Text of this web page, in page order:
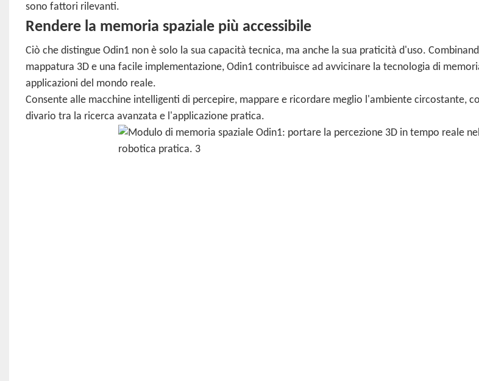
sono fattori rilevanti.
Rendere la memoria spaziale più accessibile
Ciò che distingue Odin1 non è solo la sua capacità tecnica, ma anche la sua praticità d'uso.
mappatura 3D e una facile implementazione, Odin1 contribuisce ad avvicinare la tecnologia di
applicazioni del mondo reale.
Consente alle macchine intelligenti di percepire, mappare e ricordare meglio l'ambiente circostante,
divario tra la ricerca avanzata e l'applicazione pratica.